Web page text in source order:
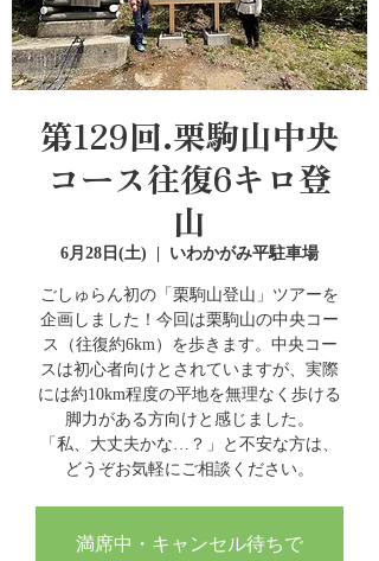
第129回.栗駒山中央
コース往復6キロ登
山
6月28日(土) いわかがみ平駐車場
ごしゅらん初の「栗駒山登山」ツアーを
企画しました！今回は栗駒山の中央コー
ス（往復約6km）を歩きます。中央コー
スは初心者向けとされていますが、実際
には約10km程度の平地を無理なく歩ける
脚力がある方向けと感じました。
「私、大丈夫かな…？」と不安な方は、
どうぞお気軽にご相談ください。
満席中・キャンセル待ちで